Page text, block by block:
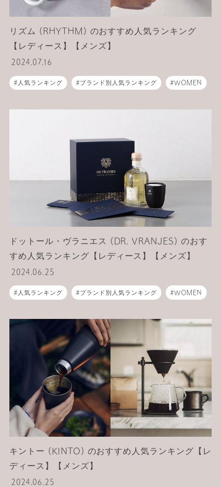
リズム (RHYTHM) のおすすめ人気ランキング
【レディース】【メンズ】
2024.07.16
人気ランキング ブランド別人気ランキング WOMEN
ドットール・ヴラニエス (DR. VRANJES) のおす
すめ人気ランキング【レディース】【メンズ】
2024.06.25
人気ランキング ブランド別人気ランキング WOMEN
キントー (KINTO) のおすすめ人気ランキング【レ
ディース】【メンズ】
2024.06.25